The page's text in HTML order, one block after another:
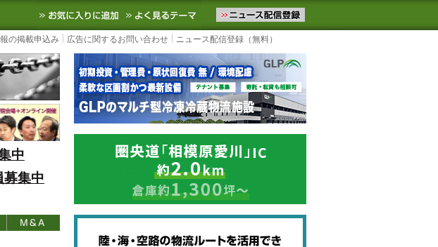
国内外の最新の物流ニュースをお届けします。物流ニュースメール配信を登録す
お気に入りに追加 よく見るテーマ
の掲載申込み 広告に関するお問い合わせ ニュース配信登録（無料）
中
集中